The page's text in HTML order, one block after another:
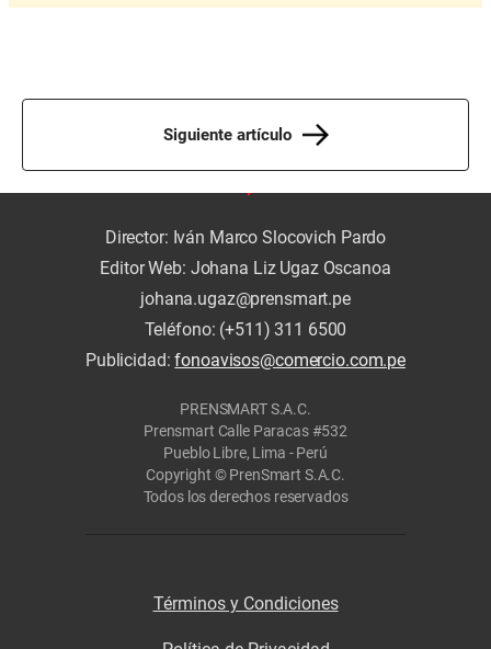
Siguiente artículo
Director: Iván Marco Slocovich Pardo
Editor Web: Johana Liz Ugaz Oscanoa
johana.ugaz@prensmart.pe
Teléfono: (+511) 311 6500
Publicidad:fonoavisos@comercio.com.pe
PRENSMART S.A.C.
Prensmart Calle Paracas #532
Pueblo Libre, Lima - Perú
Copyright © PrenSmart S.A.C.
Todos los derechos reservados
Términos y Condiciones